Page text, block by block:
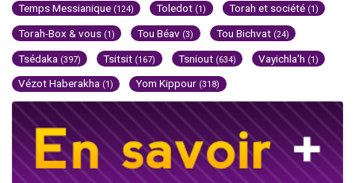
Temps Messianique (124) Toledot (1) Torah et société (1)
Torah-Box & vous (1) Tou Béav (3) Tou Bichvat (24)
Tsédaka (397) Tsitsit (167) Tsniout (634) Vayichla'h (1)
Vézot Haberakha (1) Yom Kippour (318)